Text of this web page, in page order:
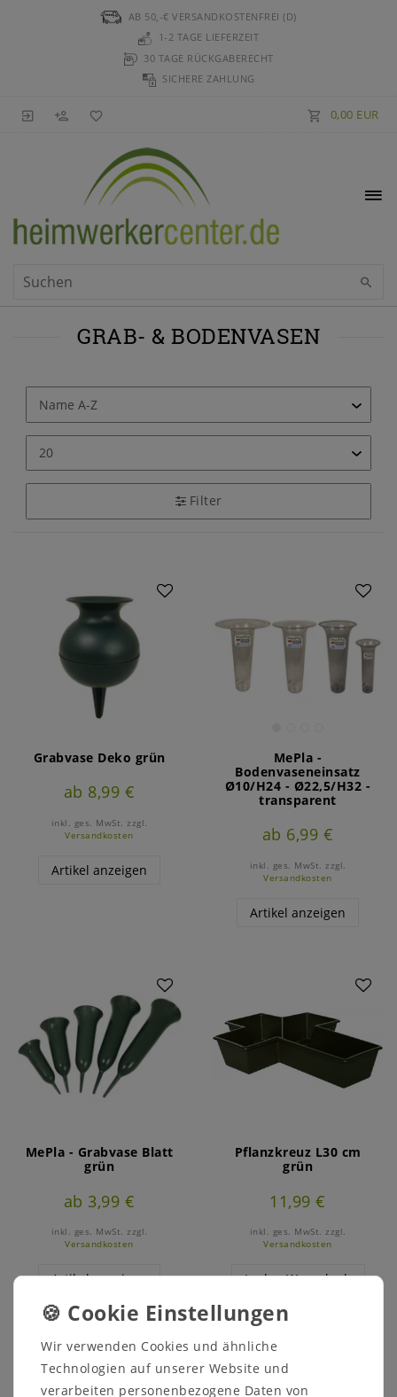
AB 50,-€ VERSANDKOSTENFREI (D)
1-2 TAGE LIEFERZEIT
30 TAGE RÜCKGABERECHT
SICHERE ZAHLUNG
0,00 EUR
GRAB- & BODENVASEN
Filter
Grabvase Deko grün
ab 8,99 €
inkl. ges. MwSt. zzgl.
Versandkosten
Artikel anzeigen
MePla -
Bodenvaseneinsatz
Ø10/H24 - Ø22,5/H32 -
transparent
ab 6,99 €
inkl. ges. MwSt. zzgl.
Versandkosten
Artikel anzeigen
MePla - Grabvase Blatt
grün
ab 3,99 €
inkl. ges. MwSt. zzgl.
Versandkosten
Artikel anzeigen
Pflanzkreuz L30 cm
grün
11,99 €
inkl. ges. MwSt. zzgl.
Versandkosten
In den Warenkorb
Wir verwenden Cookies und ähnliche
Technologien auf unserer Website und
verarbeiten personenbezogene Daten von